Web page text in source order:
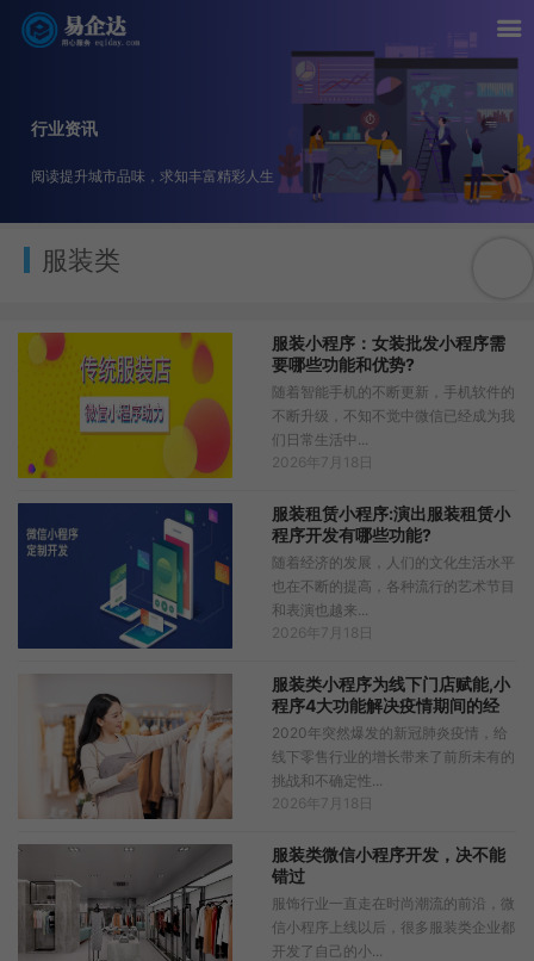
行业资讯
阅读提升城市品味，求知丰富精彩人生
服装类
服装小程序：女装批发小程序需
要哪些功能和优势?
随着智能手机的不断更新，手机软件的
不断升级，不知不觉中微信已经成为我
们日常生活中...
2026年7月18日
服装租赁小程序:演出服装租赁小
程序开发有哪些功能?
随着经济的发展，人们的文化生活水平
也在不断的提高，各种流行的艺术节目
和表演也越来...
2026年7月18日
服装类小程序为线下门店赋能,小
程序4大功能解决疫情期间的经
营难题！
2020年突然爆发的新冠肺炎疫情，给
线下零售行业的增长带来了前所未有的
挑战和不确定性...
2026年7月18日
服装类微信小程序开发，决不能
错过
服饰行业一直走在时尚潮流的前沿，微
信小程序上线以后，很多服装类企业都
开发了自己的小...